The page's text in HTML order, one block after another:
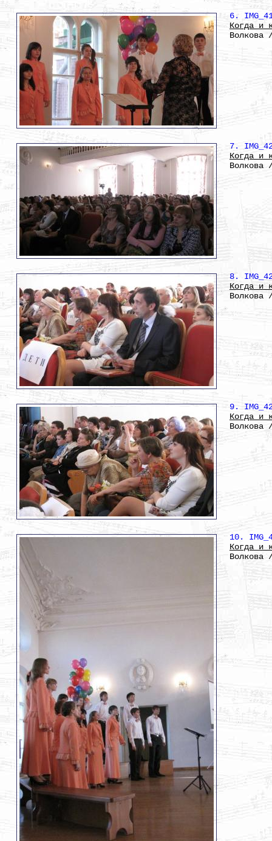
6.
Когда и
Волкова
7.
Когда и
Волкова
8.
Когда и
Волкова
9.
Когда и
Волкова
10.
Когда и
Волкова